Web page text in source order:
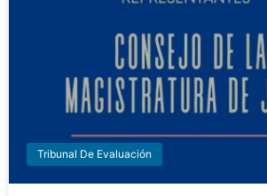
Tribunal De Evaluación